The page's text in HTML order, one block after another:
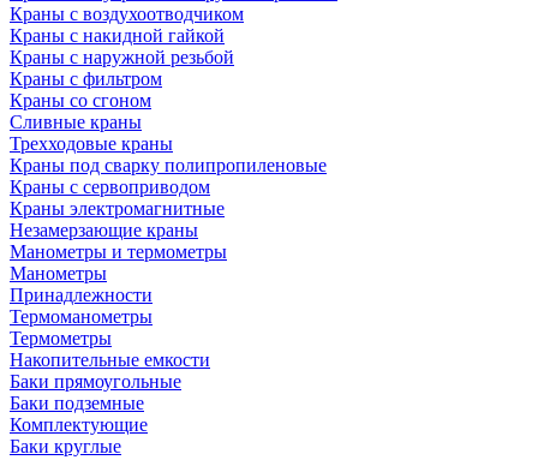
Краны с воздухоотводчиком
Краны с накидной гайкой
Краны с наружной резьбой
Краны с фильтром
Краны со сгоном
Сливные краны
Трехходовые краны
Краны под сварку полипропиленовые
Краны с сервоприводом
Краны электромагнитные
Незамерзающие краны
Манометры и термометры
Манометры
Принадлежности
Термоманометры
Термометры
Накопительные емкости
Баки прямоугольные
Баки подземные
Комплектующие
Баки круглые